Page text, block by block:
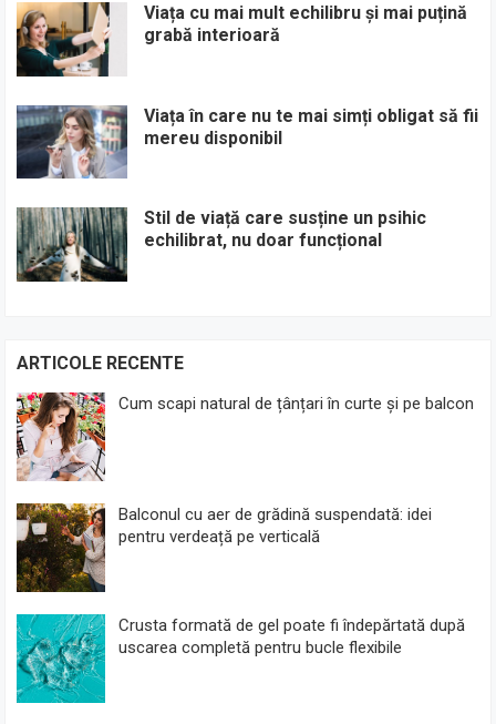
Viața cu mai mult echilibru și mai puțină
grabă interioară
Viața în care nu te mai simți obligat să fii
mereu disponibil
Stil de viață care susține un psihic
echilibrat, nu doar funcțional
ARTICOLE RECENTE
Cum scapi natural de țânțari în curte și pe balcon
Balconul cu aer de grădină suspendată: idei
pentru verdeață pe verticală
Crusta formată de gel poate fi îndepărtată după
uscarea completă pentru bucle flexibile